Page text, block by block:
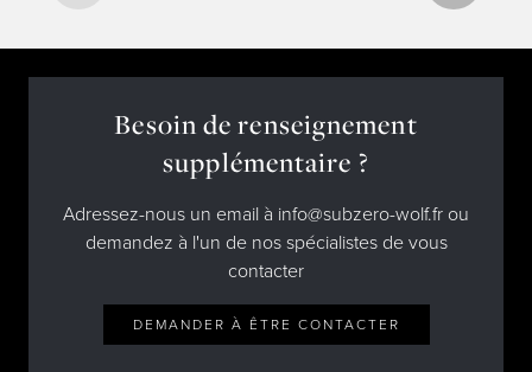
Besoin de renseignement
supplémentaire ?
Adressez-nous un email à info@subzero-wolf.fr ou
demandez à l'un de nos spécialistes de vous
contacter
DEMANDER À ÊTRE CONTACTER